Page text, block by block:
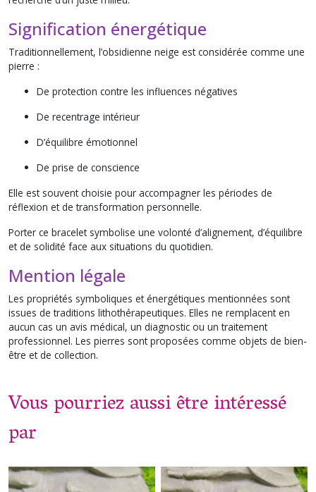
Signification énergétique
Traditionnellement, l’obsidienne neige est considérée comme une
pierre :
De protection contre les influences négatives
De recentrage intérieur
D’équilibre émotionnel
De prise de conscience
Elle est souvent choisie pour accompagner les périodes de
réflexion et de transformation personnelle.
Porter ce bracelet symbolise une volonté d’alignement, d’équilibre
et de solidité face aux situations du quotidien.
Mention légale
Les propriétés symboliques et énergétiques mentionnées sont
issues de traditions lithothérapeutiques. Elles ne remplacent en
aucun cas un avis médical, un diagnostic ou un traitement
professionnel. Les pierres sont proposées comme objets de bien-
être et de collection.
Vous pourriez aussi être intéressé
par